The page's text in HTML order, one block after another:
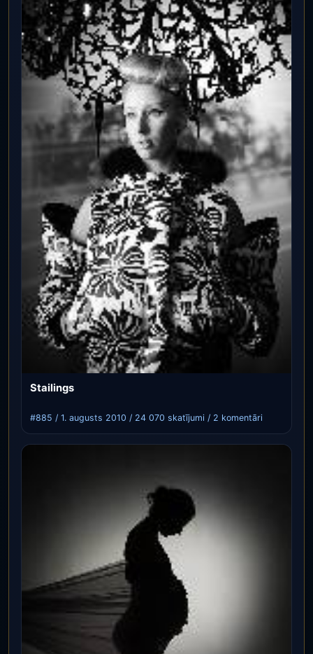
Stailings
#885 / 1. augusts 2010 / 24 070 skatījumi / 2 komentāri